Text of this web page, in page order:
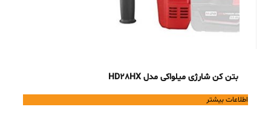
بتن کن شارژی میلواکی مدل HD28HX
اطلاعات بیشتر